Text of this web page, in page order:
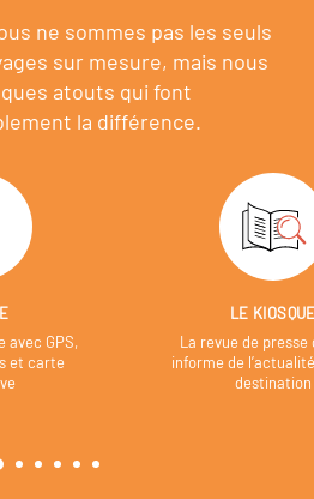
ne sommes pas les seuls
sur mesure, mais nous
atouts qui font
la différence.
avec GPS,
et carte
LE
La revue de presse
informe de
destination